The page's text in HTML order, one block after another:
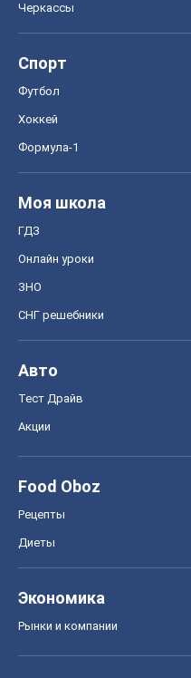
Черкассы
Спорт
Футбол
Хоккей
Формула-1
Моя школа
ГДЗ
Онлайн уроки
ЗНО
СНГ решебники
Авто
Тест Драйв
Акции
Food Oboz
Рецепты
Диеты
Экономика
Рынки и компании